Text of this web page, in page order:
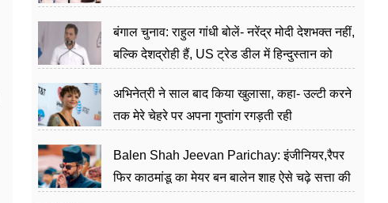
बंगाल चुनाव: राहुल गांधी बोलें- नरेंद्र मोदी देशभक्त नहीं,
बल्कि देशद्रोही हैं, US ट्रेड डील में हिन्दुस्तान को
अभिनेत्री ने साल बाद किया खुलासा, कहा- उल्टी करने
तक मेरे चेहरे पर अपना गुप्तांग रगड़ती रही
Balen Shah Jeevan Parichay: इंजीनियर,रैपर
फिर काठमांडू का मेयर बन बालेन शाह ऐसे चढ़े सत्ता की